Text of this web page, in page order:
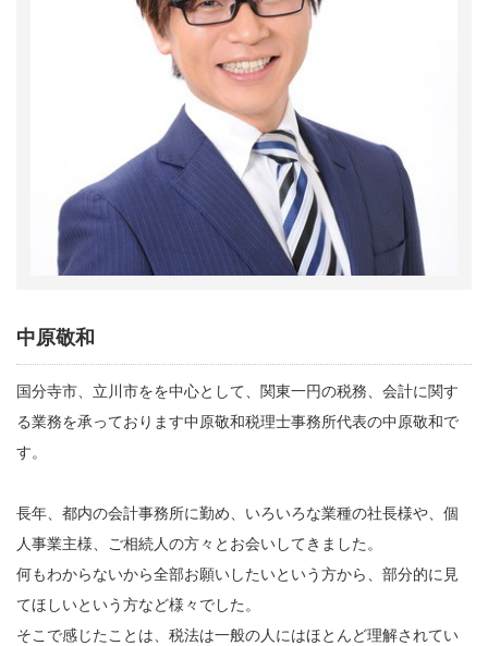
中原敬和
国分寺市、立川市をを中心として、関東一円の税務、会計に関す
る業務を承っております中原敬和税理士事務所代表の中原敬和で
す。
長年、都内の会計事務所に勤め、いろいろな業種の社長様や、個
人事業主様、ご相続人の方々とお会いしてきました。
何もわからないから全部お願いしたいという方から、部分的に見
てほしいという方など様々でした。
そこで感じたことは、税法は一般の人にはほとんど理解されてい